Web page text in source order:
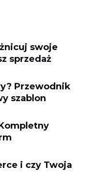
swoje
sprzedaż
Przewodnik
szablon
i czy Twoja